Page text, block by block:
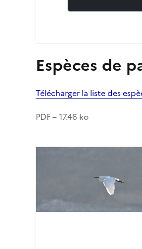
Espèces de
Télécharger la liste des
PDF – 17.46 ko